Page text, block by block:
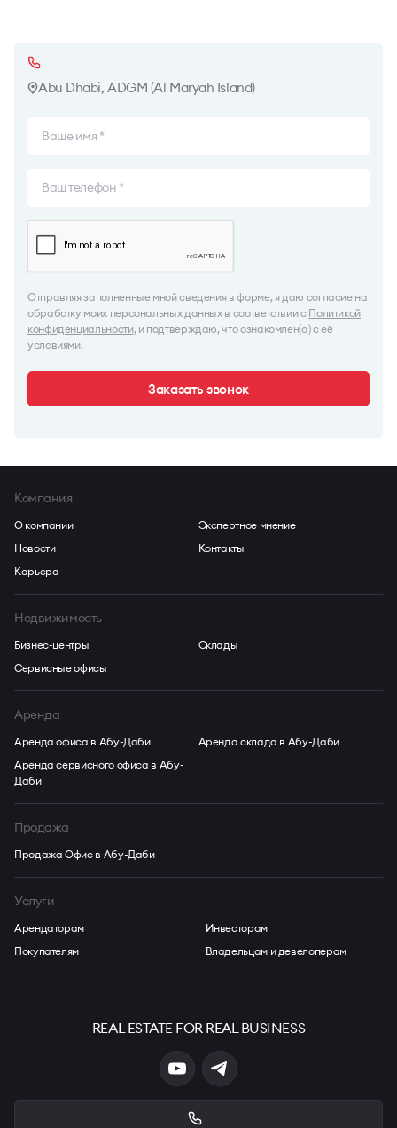
Abu Dhabi, ADGM (Al Maryah Island)
Отправляя заполненные мной сведения в форме, я даю согласие на
обработку моих персональных данных в соответствии с Политикой
конфиденциальности, и подтверждаю, что ознакомлен(а) с её
условиями.
Заказать звонок
Компания
О компании
Новости
Карьера
Экспертное мнение
Контакты
Недвижимость
Бизнес-центры
Сервисные офисы
Склады
Аренда
Аренда офиса в Абу-Даби
Аренда сервисного офиса в Абу-
Даби
Аренда склада в Абу-Даби
Продажа
Продажа Офис в Абу-Даби
Услуги
Арендаторам
Покупателям
Инвесторам
Владельцам и девелоперам
REAL ESTATE FOR REAL BUSINESS